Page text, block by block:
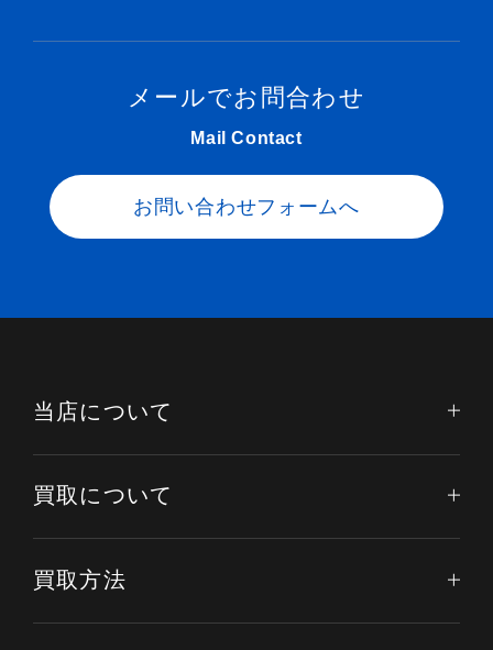
メールでお問合わせ
Mail Contact
お問い合わせフォームへ
当店について
買取について
買取方法